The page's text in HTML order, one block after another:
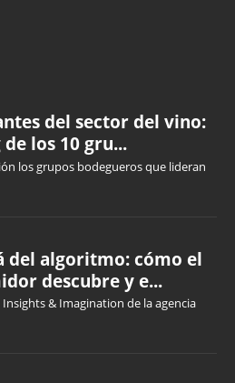
del sector del vino:
los 10 gru...
los grupos bodegueros que lideran
del algoritmo: cómo el
descubre y e...
& Imagination de la agencia